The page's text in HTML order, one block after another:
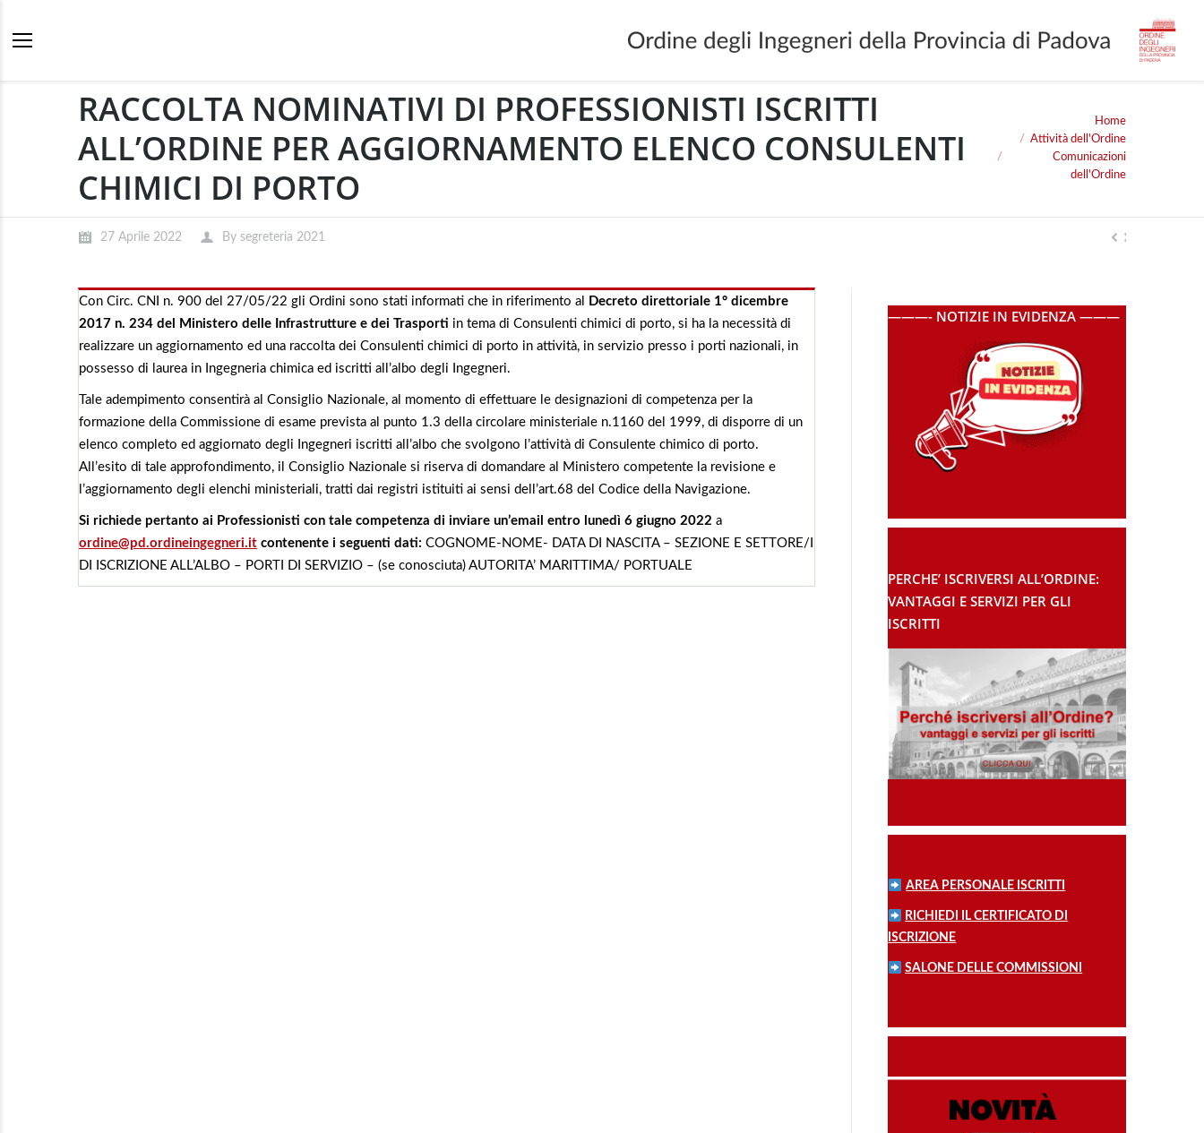
RACCOLTA NOMINATIVI DI PROFESSIONISTI ISCRITTI
ALL’ORDINE PER AGGIORNAMENTO ELENCO CONSULENTI
CHIMICI DI PORTO
Home
Attività dell'Ordine
Comunicazioni
dell'Ordine
27 Aprile 2022 By segreteria 2021
Con Circ. CNI n. 900 del 27/05/22 gli Ordini sono stati informati che in riferimento al
Decreto direttoriale 1° dicembre
2017 n. 234 del Ministero delle Infrastrutture e dei Trasporti in tema di Consulenti chimici di porto, si ha la necessità di
realizzare un aggiornamento ed una raccolta dei Consulenti chimici di porto in attività, in servizio presso i porti nazionali, in
possesso di laurea in Ingegneria chimica ed iscritti all’albo degli Ingegneri.
Tale adempimento consentirà al Consiglio Nazionale, al momento di effettuare le designazioni di competenza per la
formazione della Commissione di esame prevista al punto 1.3 della circolare ministeriale n.1160 del 1999, di disporre di un
elenco completo ed aggiornato degli Ingegneri iscritti all’albo che svolgono l’attività di Consulente chimico di porto.
All’esito di tale approfondimento, il Consiglio Nazionale si riserva di domandare al Ministero competente la revisione e
l’aggiornamento degli elenchi ministeriali, tratti dai registri istituiti ai sensi dell’art.68 del Codice della Navigazione.
Si richiede pertanto ai Professionisti con tale competenza di inviare un’email entro lunedì 6 giugno 2022 a
ordine@pd.ordineingegneri.it contenente i seguenti dati: COGNOME-NOME- DATA DI NASCITA – SEZIONE E SETTORE/I
DI ISCRIZIONE ALL’ALBO – PORTI DI SERVIZIO – (se conosciuta) AUTORITA’ MARITTIMA/ PORTUALE
———- NOTIZIE IN EVIDENZA ———
PERCHE’ ISCRIVERSI ALL’ORDINE:
VANTAGGI E SERVIZI PER GLI
ISCRITTI
AREA PERSONALE ISCRITTI
RICHIEDI IL CERTIFICATO DI
ISCRIZIONE
SALONE DELLE COMMISSIONI